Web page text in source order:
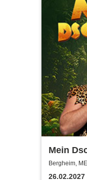
Mein
Karibik
Bergheim,
26.02.2027